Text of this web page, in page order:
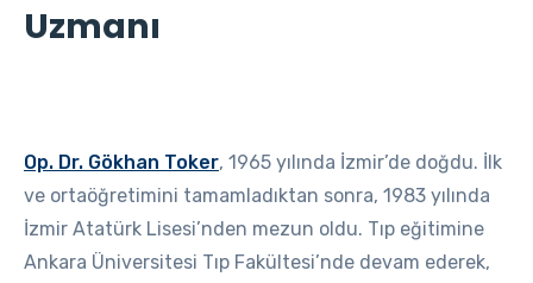
Uzmanı
Op. Dr. Gökhan Toker, 1965 yılında İzmir’de doğdu. İlk
ve ortaöğretimini tamamladıktan sonra, 1983 yılında
İzmir Atatürk Lisesi’nden mezun oldu. Tıp eğitimine
Ankara Üniversitesi Tıp Fakültesi’nde devam ederek,